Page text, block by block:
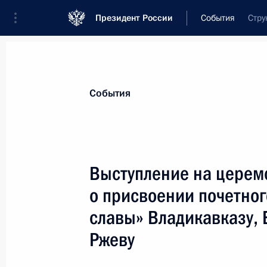
Президент России События
Новости
Послания Федеральному Собранию
Заявления по важнейшим вопросам
Совещания, заседания, рабочие встречи
Речи и обращения
События
Выступление на
о присвоении
славы» Владикавказу,
Ржеву